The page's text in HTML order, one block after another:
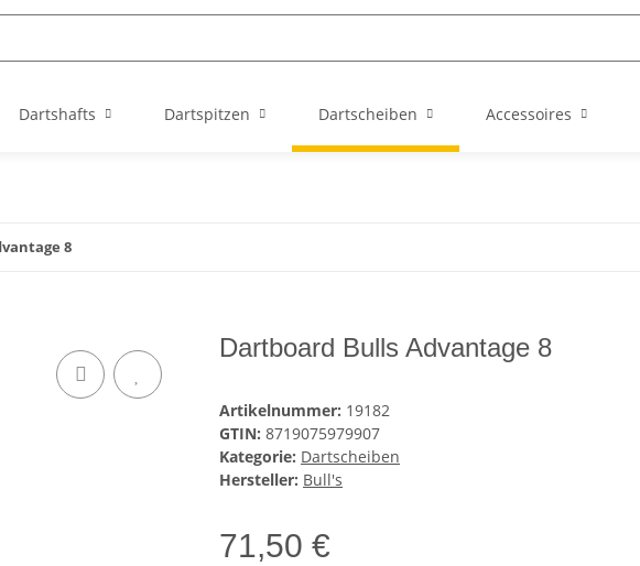
Dartshafts Dartspitzen Dartscheiben Accessoires
8
Dartboard Bulls Advantage 8
Artikelnummer: 19182
GTIN: 8719075979907
Kategorie: Dartscheiben
Hersteller: Bull's
71,50 €